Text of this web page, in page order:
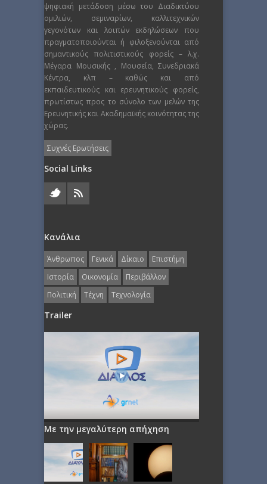
ψηφιακή μετάδοση μέσω του Διαδικτύου
ομιλιών, σεμιναρίων, καλλιτεχνικών
γεγονότων και λοιπών εκδηλώσεων που
πραγματοποιούνται ή φιλοξενούνται από
σημαντικούς πολιτιστικούς φορείς – λ.χ.
Μέγαρα Μουσικής , Μουσεία, Συνεδριακά
Κέντρα, κλπ – καθώς και από
εκπαιδευτικούς και ερευνητικούς φορείς,
πρωτίστως προς το σύνολο των μελών της
Ερευνητικής και Ακαδημαϊκής κοινότητας της
χώρας.
Συχνές Ερωτήσεις
Social Links
Κανάλια
Άνθρωπος Γενικά Δίκαιο
Επιστήμη
Ιστορία
Οικονομία
Περιβάλλον
Πολιτική
Τέχνη Τεχνολογία
Trailer
Με την μεγαλύτερη απήχηση